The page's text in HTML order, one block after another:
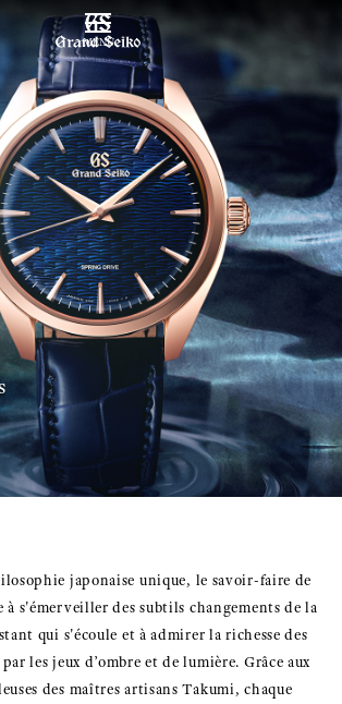
MENU
japonaise unique, le savoir-faire de
s'émerveiller des subtils changements de la
qui s'écoule et à admirer la richesse des
les jeux d’ombre et de lumière. Grâce aux
des maîtres artisans Takumi, chaque